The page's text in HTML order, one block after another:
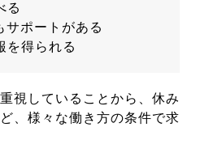
る
サポートがある
を得られる
視していることから、休み
、様々な働き方の条件で求